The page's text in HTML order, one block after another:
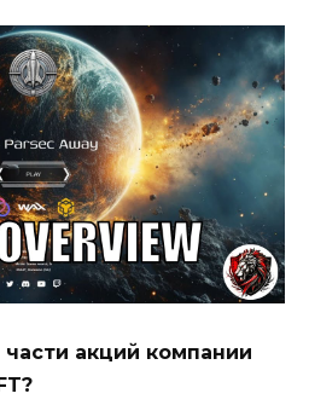
части акций компании